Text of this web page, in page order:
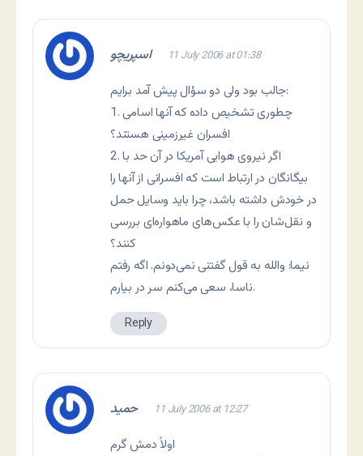
اسپريچو 11 July 2006 at 01:38
جالب بود ولى دو سؤال پيش آمد برايم:
1. چطورى تشخيص داده که آنها اسامى
افسران غيرزمينى هستند؟
2. اگر نيروى هوايى آمريکا در آن حد با
بيگانگان در ارتباط است که افسرانى از آنها را
در خودش داشته باشد، چرا بايد وسايل حمل
و نقل‌شان را با عکس‌هاى ماهواره‌اى بررسى
کنند؟
نيما: والله به قول گفتنی نمی‌دونم. اگه رفتم
ناسا، سعی می‌کنم سر در بيارم.
Reply
حمید 11 July 2006 at 12:27
اولاً دمش گرم